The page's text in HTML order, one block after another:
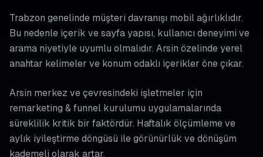
Trabzon genelinde müşteri davranışı mobil ağırlıklıdır.
Bu nedenle içerik ve sayfa yapısı, kullanıcı deneyimi ve
arama niyetiyle uyumlu olmalıdır. Arsin özelinde yerel
anahtar kelimeler ve konum odaklı içerikler öne çıkar.
Arsin merkez ve çevresindeki işletmeler için
remarketing & funnel kurulumu uygulamalarında
süreklilik kritik bir faktördür. Haftalık ölçümleme ve
aylık iyileştirme döngüsü ile görünürlük ve dönüşüm
kademeli olarak artar.